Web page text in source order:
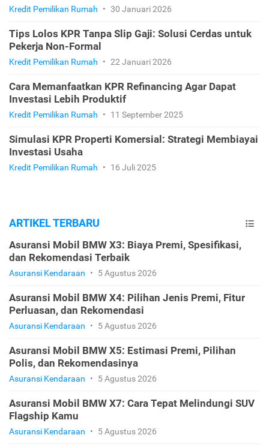
Kredit Pemilikan Rumah • 30 Januari 2026
Tips Lolos KPR Tanpa Slip Gaji: Solusi Cerdas untuk
Pekerja Non-Formal
Kredit Pemilikan Rumah • 22 Januari 2026
Cara Memanfaatkan KPR Refinancing Agar Dapat
Investasi Lebih Produktif
Kredit Pemilikan Rumah • 11 September 2025
Simulasi KPR Properti Komersial: Strategi Membiayai
Investasi Usaha
Kredit Pemilikan Rumah • 16 Juli 2025
ARTIKEL TERBARU
Asuransi Mobil BMW X3: Biaya Premi, Spesifikasi,
dan Rekomendasi Terbaik
Asuransi Kendaraan • 5 Agustus 2026
Asuransi Mobil BMW X4: Pilihan Jenis Premi, Fitur
Perluasan, dan Rekomendasi
Asuransi Kendaraan • 5 Agustus 2026
Asuransi Mobil BMW X5: Estimasi Premi, Pilihan
Polis, dan Rekomendasinya
Asuransi Kendaraan • 5 Agustus 2026
Asuransi Mobil BMW X7: Cara Tepat Melindungi SUV
Flagship Kamu
Asuransi Kendaraan • 5 Agustus 2026